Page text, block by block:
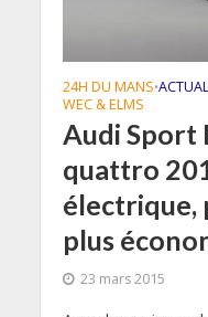
24H DU MANS•
WEC & ELMS
Audi Sport
quattro
électrique,
plus
23 mars 2015